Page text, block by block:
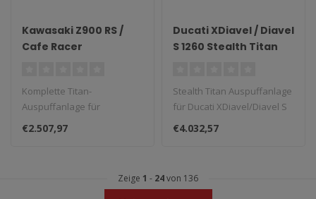
Kawasaki Z900 RS /
Cafe Racer
Auspuffanlage 2018–
2024
Komplette Titan-
Auspuffanlage für
Kawasaki Z900 RS / Cafe
Racer (2018–2024)...
€2.507,97
Ducati XDiavel / Diavel
S 1260 Stealth Titan
Stealth Titan Auspuffanlage
für Ducati XDiavel/Diavel S
1260 (2016–2023)...
€4.032,57
Zeige 1 - 24von 136